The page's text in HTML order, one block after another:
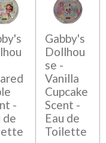
-
de
Gabby's
Dollhou
se -
Vanilla
Cupcake
Scent -
Eau de
Toilette